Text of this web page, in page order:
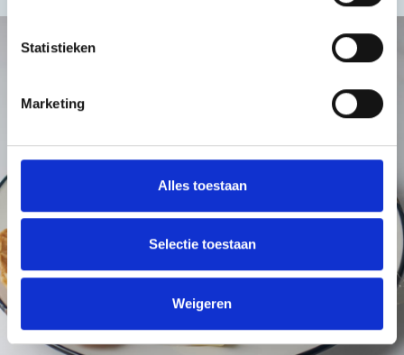
Statistieken
Marketing
Alles toestaan
Selectie toestaan
Weigeren